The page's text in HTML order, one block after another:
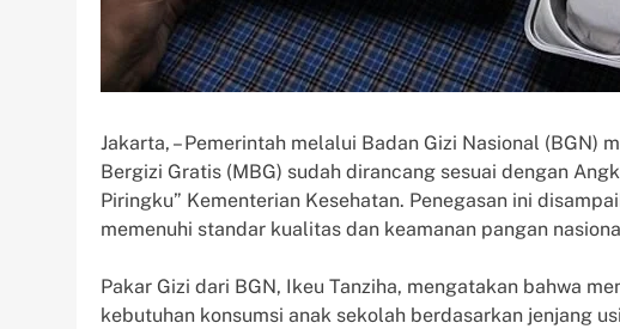
Jakarta, – Pemerintah melalui Badan Gizi Nasional (BGN)
Bergizi Gratis (MBG) sudah dirancang sesuai dengan
Piringku” Kementerian Kesehatan. Penegasan ini
memenuhi standar kualitas dan keamanan pangan
Pakar Gizi dari BGN, Ikeu Tanziha, mengatakan bahwa
kebutuhan konsumsi anak sekolah berdasarkan jenjang